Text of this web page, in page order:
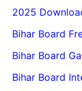
2025
Bihar Board
Bihar Board
Bihar Board